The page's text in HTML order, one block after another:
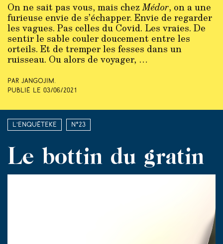
On ne sait pas vous, mais chezMédor, on a une
furieuse envie de s’échapper. Envie de regarder
les vagues. Pas celles du Covid. Les vraies. De
sentir le sable couler doucement entre les
orteils. Et de tremper les fesses dans un
ruisseau. Ou alors de voyager, …
Par Jangojim.
Publié le 03/06/2021
L’enquêteke N°23
Le bottin du gratin